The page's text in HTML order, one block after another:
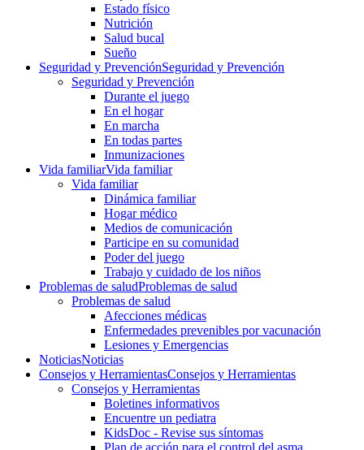
Estado físico
Nutrición
Salud bucal
Sueño
Seguridad y PrevenciónSeguridad y Prevención
Seguridad y Prevención
Durante el juego
En el hogar
En marcha
En todas partes
Inmunizaciones
Vida familiarVida familiar
Vida familiar
Dinámica familiar
Hogar médico
Medios de comunicación
Participe en su comunidad
Poder del juego
Trabajo y cuidado de los niños
Problemas de saludProblemas de salud
Problemas de salud
Afecciones médicas
Enfermedades prevenibles por vacunación
Lesiones y Emergencias
NoticiasNoticias
Consejos y HerramientasConsejos y Herramientas
Consejos y Herramientas
Boletines informativos
Encuentre un pediatra
KidsDoc - Revise sus síntomas
Plan de acción para el control del asma